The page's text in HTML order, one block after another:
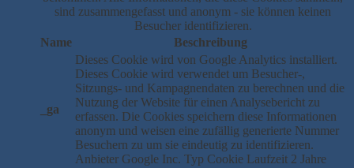
sind zusammengefasst und anonym - sie können keinen
Besucher identifizieren.
Name
Beschreibung
_ga
Dieses Cookie wird von Google Analytics installiert.
Dieses Cookie wird verwendet um Besucher-,
Sitzungs- und Kampagnendaten zu berechnen und die
Nutzung der Website für einen Analysebericht zu
erfassen. Die Cookies speichern diese Informationen
anonym und weisen eine zufällig generierte Nummer
Besuchern zu um sie eindeutig zu identifizieren.
Anbieter Google Inc. Typ Cookie Laufzeit 2 Jahre